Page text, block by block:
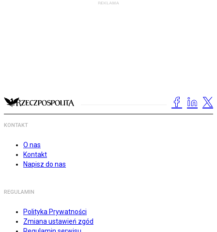
KONTAKT
O nas
Kontakt
Napisz do nas
REGULAMIN
Polityka Prywatności
Zmiana ustawień zgód